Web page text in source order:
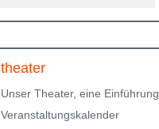
theater
Unser Theater, eine Einführung
Veranstaltungskalender